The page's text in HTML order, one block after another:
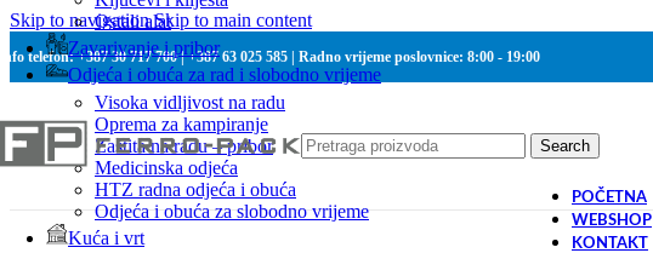
Skip to navigationSkip to main content
telefon: +387 30 717 700 | +387 63 025 585 | Radno vrijeme poslovnice: 8:00 - 19:00
Search
Ostali alat
Zavarivanje i pribor
Odjeća i obuća za rad i slobodno vrijeme
Visoka vidljivost na radu
Oprema za kampiranje
Zaštita na radu – pribor
Medicinska odjeća
HTZ radna odjeća i obuća
Odjeća i obuća za slobodno vrijeme
Kuća i vrt
POČETNA
WEBSHOP
KONTAKT